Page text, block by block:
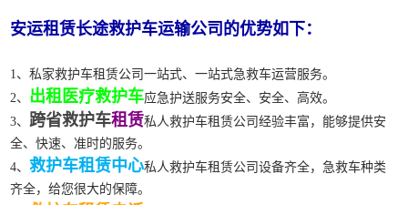
安运租赁长途救护车运输公司的优势如下：
1、私家救护车租赁公司一站式、一站式急救车运营服务。
2、 出租医疗救护车应急护送服务安全、安全、高效。
3、 跨省救护车租赁私人救护车租赁公司经验丰富，能够提供安
全、快速、准时的服务。
4、救护车租赁中心私人救护车租赁公司设备齐全，急救车种类
齐全，给您很大的保障。